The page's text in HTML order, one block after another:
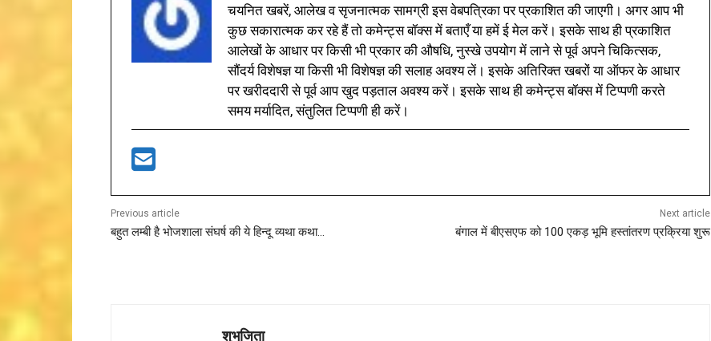
चयनित खबरें, आलेख व सृजनात्मक सामग्री इस वेबपत्रिका पर प्रकाशित की जाएगी। अगर आप भी
कुछ सकारात्मक कर रहे हैं तो कमेन्ट्स बॉक्स में बताएँ या हमें ई मेल करें। इसके साथ ही प्रकाशित
आलेखों के आधार पर किसी भी प्रकार की औषधि, नुस्खे उपयोग में लाने से पूर्व अपने चिकित्सक,
सौंदर्य विशेषज्ञ या किसी भी विशेषज्ञ की सलाह अवश्य लें। इसके अतिरिक्त खबरों या ऑफर के आधार
पर खरीददारी से पूर्व आप खुद पड़ताल अवश्य करें। इसके साथ ही कमेन्ट्स बॉक्स में टिप्पणी करते
समय मर्यादित, संतुलित टिप्पणी ही करें।
Previous article
बहुत लम्बी है भोजशाला संघर्ष की ये हिन्दू व्यथा कथा…
Next article
बंगाल में बीएसएफ को 100 एकड़ भूमि हस्तांतरण प्रक्रिया शुरू
शुभजिता